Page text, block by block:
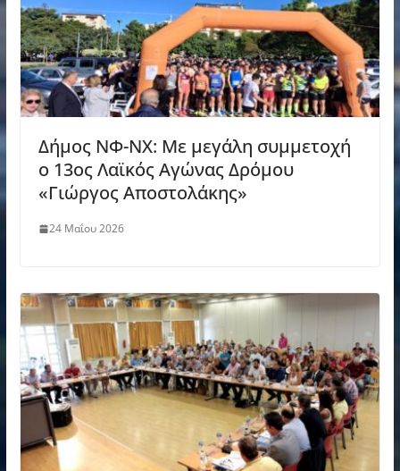
Δήμος ΝΦ-ΝΧ: Με μεγάλη συμμετοχή
ο 13ος Λαϊκός Αγώνας Δρόμου
«Γιώργος Αποστολάκης»
24 Μαΐου 2026